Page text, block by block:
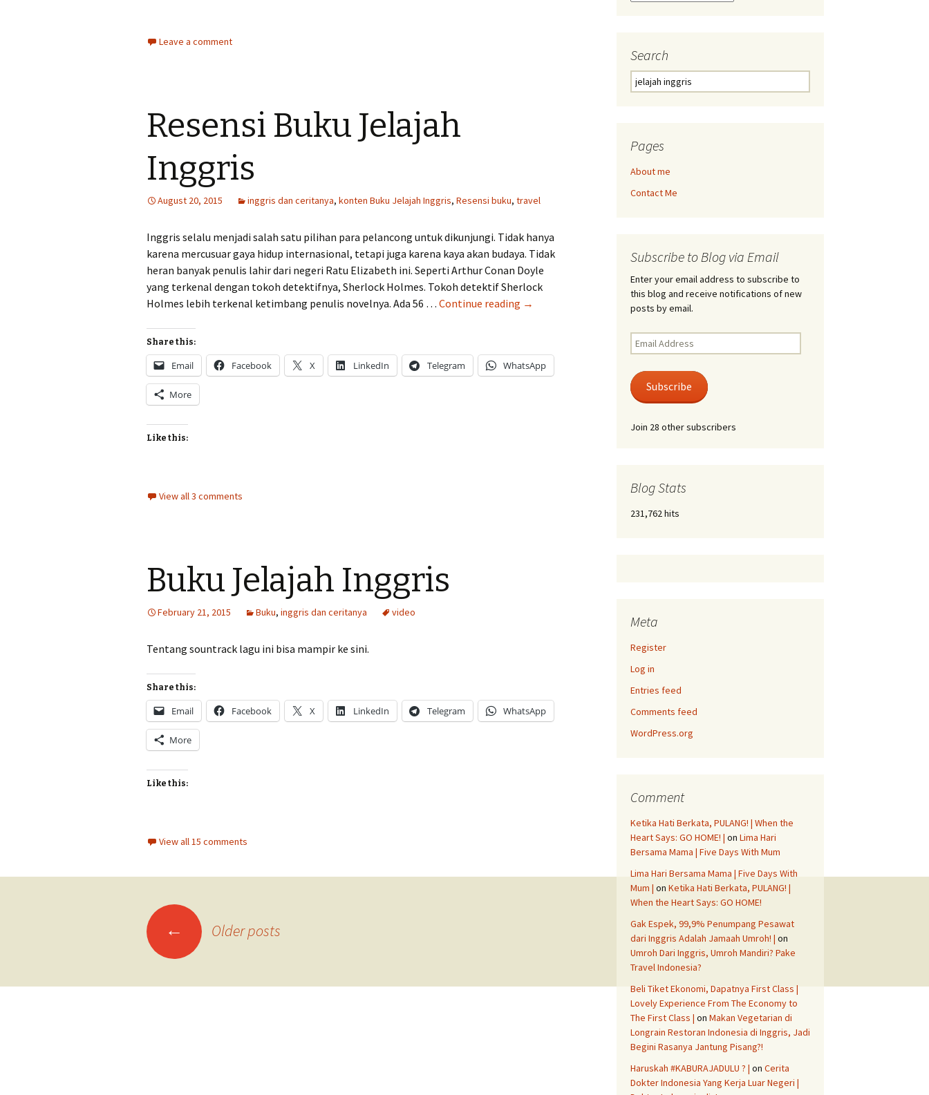
Leave a comment
Resensi Buku Jelajah
Inggris
August 20, 2015 inggris dan ceritanya, konten Buku Jelajah Inggris, Resensi buku, travel
Inggris selalu menjadi salah satu pilihan para pelancong untuk dikunjungi. Tidak hanya
karena mercusuar gaya hidup internasional, tetapi juga karena kaya akan budaya. Tidak
heran banyak penulis lahir dari negeri Ratu Elizabeth ini. Seperti Arthur Conan Doyle
yang terkenal dengan tokoh detektifnya, Sherlock Holmes. Tokoh detektif Sherlock
Holmes lebih terkenal ketimbang penulis novelnya. Ada 56 … Continue reading Resensi
Inggris
→
Share this:
Email Facebook X LinkedIn Telegram WhatsApp
More
Like this:
View all 3 comments
Buku Jelajah Inggris
February 21, 2015 Buku, inggris dan ceritanya video
Tentang sountrack lagu ini bisa mampir ke sini.
Share this:
Email Facebook X LinkedIn Telegram WhatsApp
More
Like this:
View all 15 comments
navigation
← Older posts
Search
Search
for:
Pages
About me
Contact Me
Subscribe to Blog via Email
Enter your email address to subscribe to
this blog and receive notifications of new
posts by email.
Email
Address
Subscribe
Join 28 other subscribers
Blog Stats
231,762 hits
Meta
Register
Log in
Entries feed
Comments feed
WordPress.org
Comment
Ketika Hati Berkata, PULANG! | When the
Heart Says: GO HOME! | on Lima Hari
Bersama Mama | Five Days With Mum
Lima Hari Bersama Mama | Five Days With
Mum | on Ketika Hati Berkata, PULANG! |
When the Heart Says: GO HOME!
Gak Espek, 99,9% Penumpang Pesawat
dari Inggris Adalah Jamaah Umroh! | on
Umroh Dari Inggris, Umroh Mandiri? Pake
Travel Indonesia?
Beli Tiket Ekonomi, Dapatnya First Class |
Lovely Experience From The Economy to
The First Class | on Makan Vegetarian di
Longrain Restoran Indonesia di Inggris, Jadi
Begini Rasanya Jantung Pisang?!
Haruskah #KABURAJADULU ? | on Cerita
Dokter Indonesia Yang Kerja Luar Negeri |